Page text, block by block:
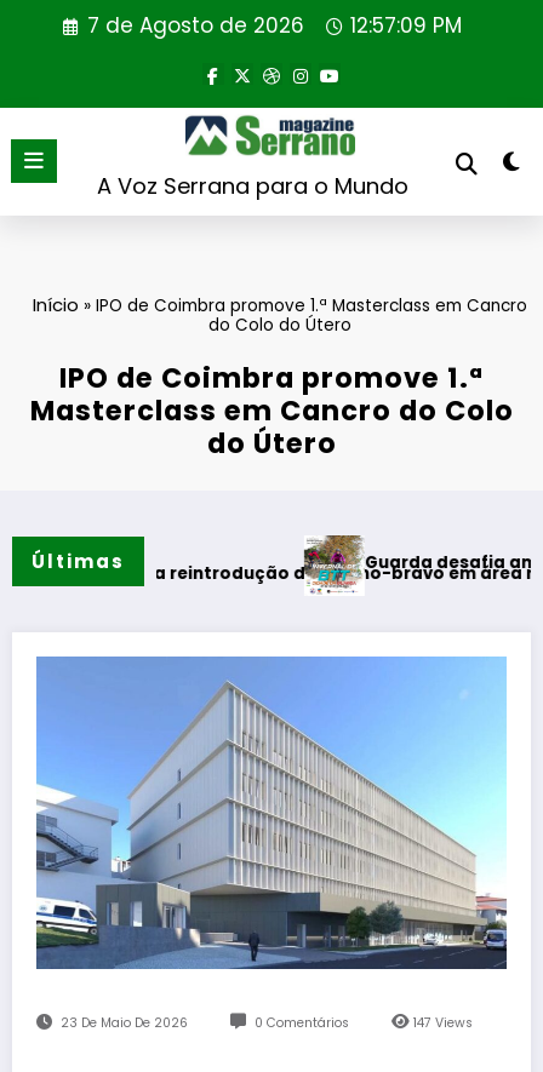
7 de Agosto de 2026 12:57:09 PM
A Voz Serrana para o Mundo
Início » IPO de Coimbra promove 1.ª Masterclass em Cancro
do Colo do Útero
IPO de Coimbra promove 1.ª
Masterclass em Cancro do Colo
do Útero
Últimas
reintrodução de coelho-bravo em área rewilding
Guarda desafia amantes do
23 De Maio De 2026 0 Comentários 147Views